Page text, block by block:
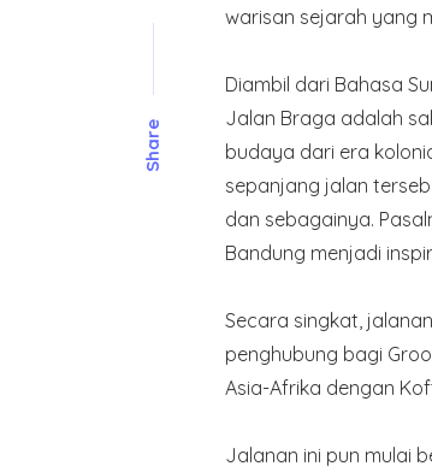
Share
warisan sejarah yang
Diambil dari Bahasa
Jalan Braga adalah
budaya dari era
sepanjang jalan
dan sebagainya.
Bandung menjadi
Secara singkat,
penghubung bagi
Asia-Afrika dengan
Jalanan ini pun mulai